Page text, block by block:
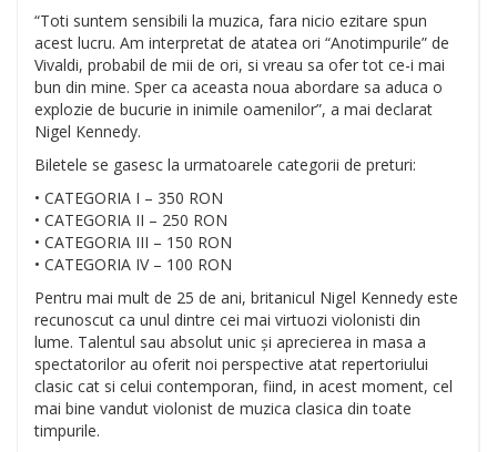
“Toti suntem sensibili la muzica, fara nicio ezitare spun
acest lucru. Am interpretat de atatea ori “Anotimpurile” de
Vivaldi, probabil de mii de ori, si vreau sa ofer tot ce-i mai
bun din mine. Sper ca aceasta noua abordare sa aduca o
explozie de bucurie in inimile oamenilor”, a mai declarat
Nigel Kennedy.
Biletele se gasesc la urmatoarele categorii de preturi:
• CATEGORIA I – 350 RON
• CATEGORIA II – 250 RON
• CATEGORIA III – 150 RON
• CATEGORIA IV – 100 RON
Pentru mai mult de 25 de ani, britanicul Nigel Kennedy este
recunoscut ca unul dintre cei mai virtuozi violonisti din
lume. Talentul sau absolut unic și aprecierea in masa a
spectatorilor au oferit noi perspective atat repertoriului
clasic cat si celui contemporan, fiind, in acest moment, cel
mai bine vandut violonist de muzica clasica din toate
timpurile.